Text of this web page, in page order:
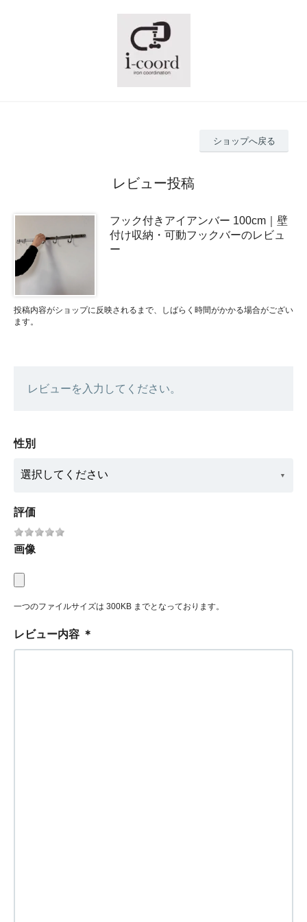
ショップへ戻る
レビュー投稿
フック付きアイアンバー 100cm｜壁
付け収納・可動フックバーのレビュ
ー
投稿内容がショップに反映されるまで、しばらく時間がかかる場合がござい
ます。
レビューを入力してください。
性別
評価
画像
一つのファイルサイズは 300KB までとなっております。
レビュー内容 ＊